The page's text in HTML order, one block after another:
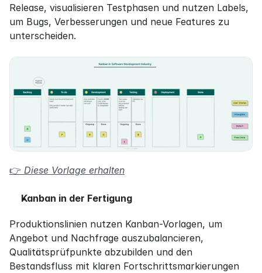
Release, visualisieren Testphasen und nutzen Labels,
um Bugs, Verbesserungen und neue Features zu
unterscheiden.
👉 Diese Vorlage erhalten
Kanban in der Fertigung
Produktionslinien nutzen Kanban-Vorlagen, um
Angebot und Nachfrage auszubalancieren,
Qualitätsprüfpunkte abzubilden und den
Bestandsfluss mit klaren Fortschrittsmarkierungen